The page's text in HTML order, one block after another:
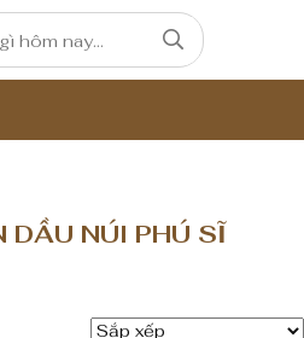
DẦU NÚI PHÚ SĨ